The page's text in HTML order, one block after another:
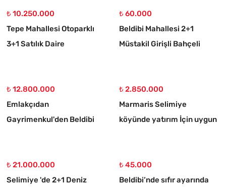
₺ 10.250.000
Tepe Mahallesi Otoparklı
3+1 Satılık Daire
₺ 60.000
Beldibi Mahallesi 2+1
Müstakil Girişli Bahçeli
₺ 12.800.000
Emlakçıdan
Gayrimenkul'den Beldibi
₺ 2.850.000
Marmaris Selimiye
köyünde yatırım İçin uygun
₺ 21.000.000
Selimiye 'de 2+1 Deniz
₺ 45.000
Beldibi’nde sıfır ayarında